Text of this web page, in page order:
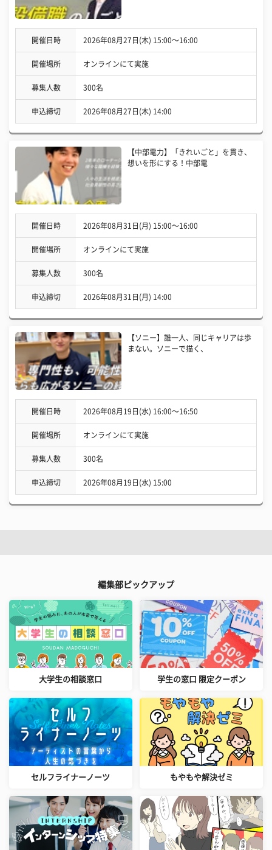
開催日時 2026年08月27日(木) 15:00〜16:00
開催場所 オンラインにて実施
募集人数 300名
申込締切 2026年08月27日(木) 14:00
【中部電力】「きれいごと」を貫き、
想いを形にする！中部電
開催日時 2026年08月31日(月) 15:00〜16:00
開催場所 オンラインにて実施
募集人数 300名
申込締切 2026年08月31日(月) 14:00
【ソニー】誰一人、同じキャリアは歩
まない。ソニーで描く、
開催日時 2026年08月19日(水) 16:00〜16:50
開催場所 オンラインにて実施
募集人数 300名
申込締切 2026年08月19日(水) 15:00
編集部ピックアップ
大学生の相談窓口 学生の窓口 限定クーポン
セルフライナーノーツ もやもや解決ゼミ